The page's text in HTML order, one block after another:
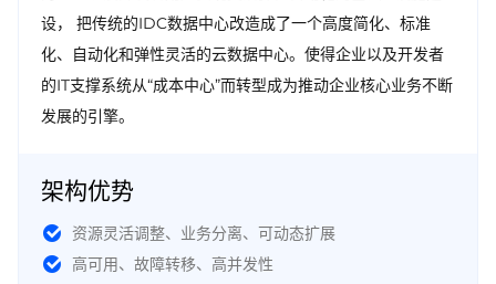
设， 把传统的IDC数据中心改造成了一个高度简化、标准
化、自动化和弹性灵活的云数据中心。使得企业以及开发者
的IT支撑系统从“成本中心”而转型成为推动企业核心业务不断
发展的引擎。
架构优势
资源灵活调整、业务分离、可动态扩展
高可用、故障转移、高并发性